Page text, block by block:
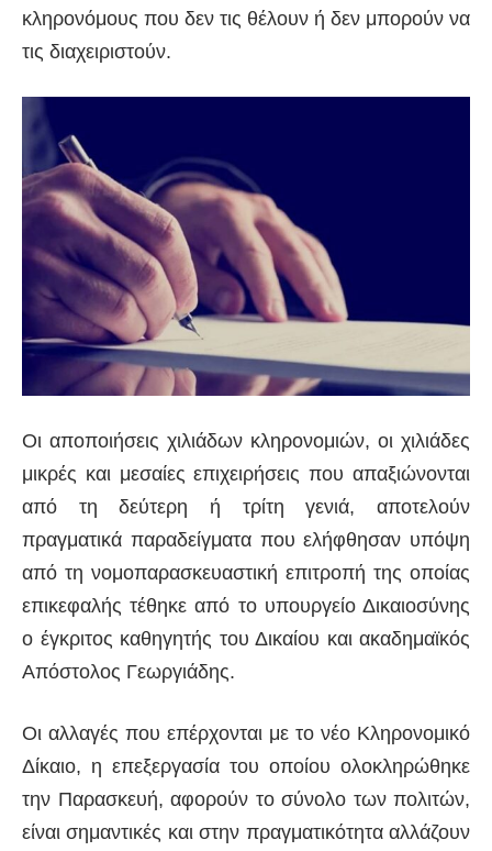
κληρονόμους που δεν τις θέλουν ή δεν μπορούν να
τις διαχειριστούν.
Οι αποποιήσεις χιλιάδων κληρονομιών, οι χιλιάδες
μικρές και μεσαίες επιχειρήσεις που απαξιώνονται
από τη δεύτερη ή τρίτη γενιά, αποτελούν
πραγματικά παραδείγματα που ελήφθησαν υπόψη
από τη νομοπαρασκευαστική επιτροπή της οποίας
επικεφαλής τέθηκε από το υπουργείο Δικαιοσύνης
ο έγκριτος καθηγητής του Δικαίου και ακαδημαϊκός
Απόστολος Γεωργιάδης.
Οι αλλαγές που επέρχονται με το νέο Κληρονομικό
Δίκαιο, η επεξεργασία του οποίου ολοκληρώθηκε
την Παρασκευή, αφορούν το σύνολο των πολιτών,
είναι σημαντικές και στην πραγματικότητα αλλάζουν